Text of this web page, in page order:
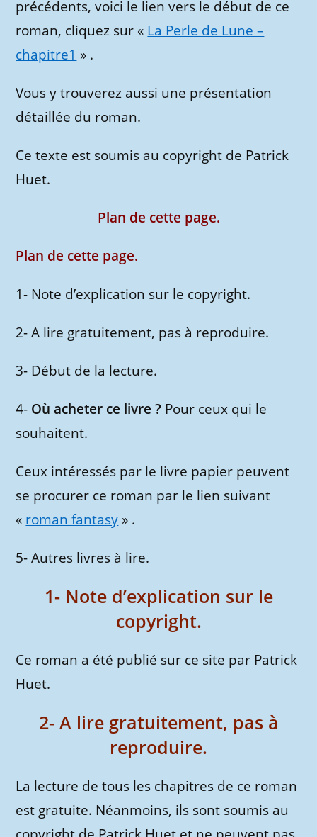
précédents, voici le lien vers le début de ce
roman, cliquez sur « La Perle de Lune –
chapitre1 » .
Vous y trouverez aussi une présentation
détaillée du roman.
Ce texte est soumis au copyright de Patrick
Huet.
Plan de cette page.
Plan de cette page.
1- Note d’explication sur le copyright.
2- A lire gratuitement, pas à reproduire.
3- Début de la lecture.
4- Où acheter ce livre ? Pour ceux qui le
souhaitent.
Ceux intéressés par le livre papier peuvent
se procurer ce roman par le lien suivant
« roman fantasy » .
5- Autres livres à lire.
1- Note d’explication sur le
copyright.
Ce roman a été publié sur ce site par Patrick
Huet.
2- A lire gratuitement, pas à
reproduire.
La lecture de tous les chapitres de ce roman
est gratuite. Néanmoins, ils sont soumis au